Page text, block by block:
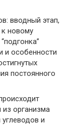
вводный этап,
к новому
и особенности
постоянного
организма
и